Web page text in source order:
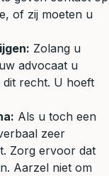
of zij moeten u
Zolang u
advocaat u
recht. U hoeft
Als u toch een
zeer
Zorg ervoor dat
Aarzel niet om